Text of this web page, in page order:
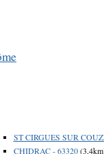
ST CIRGUES SUR
CHIDRAC - 63320